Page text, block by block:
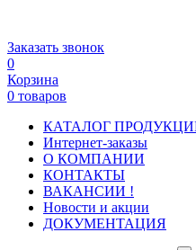
Заказать звонок
0
Корзина
0 товаров
КАТАЛОГ
Интернет-заказы
О КОМПАНИИ
КОНТАКТЫ
ВАКАНСИИ !
Новости и акции
ДОКУМЕНТАЦИЯ